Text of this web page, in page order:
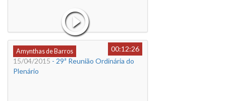
Amynthas de Barros
00:12:26
15/04/2015 - 29ª Reunião Ordinária do
Plenário